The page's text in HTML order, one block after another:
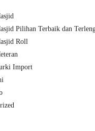
Pilihan Terbaik dan
Roll
Import